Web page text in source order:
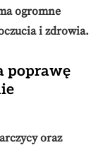
ogromne
i zdrowia.
poprawę
oraz